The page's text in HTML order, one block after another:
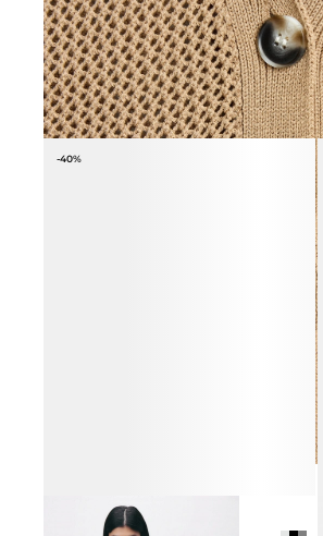
ВЕСЬ ОБРАЗ
-40%
ТОП ИЗ 100% ТЕНСЕЛА